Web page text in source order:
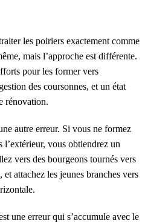
les poiriers exactement comme
mais l’approche est différente.
pour les former vers
des coursonnes, et un état
rénovation.
autre erreur. Si vous ne formez
l’extérieur, vous obtiendrez un
vers des bourgeons tournés vers
attachez les jeunes branches vers
une erreur qui s’accumule avec le